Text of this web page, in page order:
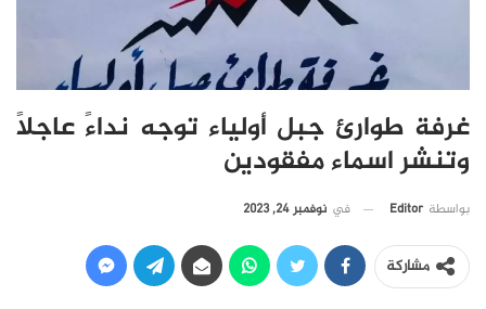
غرفة طوارئ جبل أولياء توجه نداءً عاجلًا
وتنشر اسماء مفقودين
بواسطة Editor في نوفمبر 24, 2023
مشاركة